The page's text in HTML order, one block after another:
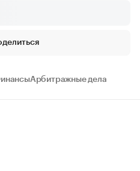
Арбитражные дела